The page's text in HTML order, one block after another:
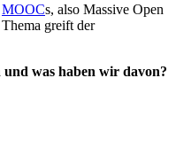
MOOCs, also Massive Open
greift der
was haben wir davon?